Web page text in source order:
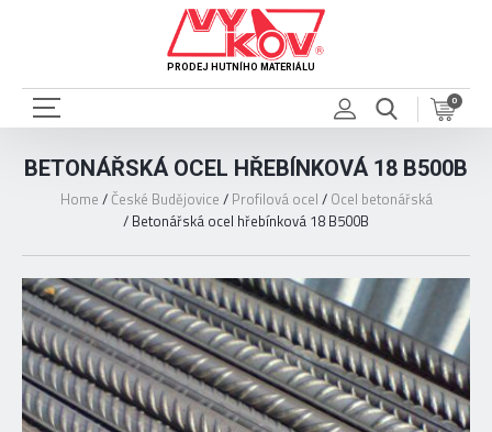
PRODEJ HUTNÍHO MATERIÁLU
0
BETONÁŘSKÁ OCEL HŘEBÍNKOVÁ 18 B500B
Home / České Budějovice / Profilová ocel / Ocel betonářská
/ Betonářská ocel hřebínková 18 B500B